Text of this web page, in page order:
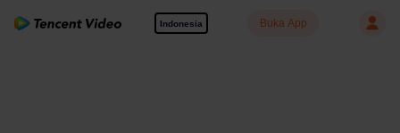
Indonesia Buka App